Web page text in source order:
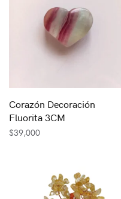
Corazón Decoración
Fluorita 3CM
$39,000